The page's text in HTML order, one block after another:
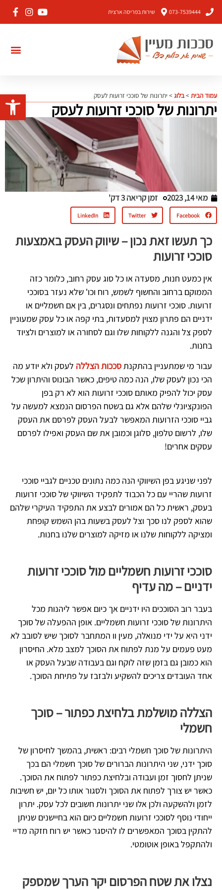
פתח
073-7539444 שירות בפריסה ארצית
עמוד הבית>בלוג> יתרונות של סוככי זרועות לעסק
יתרונות של סוככי זרועות לעסק
מאי 14, 2023 זמן קריאה 3 דק'
Facebook
Twitter
LinkedIn
כך תעשו זאת נכון – שיווק העסק באמצעות
סוככי זרועות
אין כמעט חנות, מסעדה או כל סוג עסק רחוב, כלומר כזה
הממוקם ברחוב והחשוף לשמש, רוח וכו' שלא נעזר בסוככי
זרועות. סוככי זרועות נפתחים ונסגרים, בין אם חשמליים או
ידניים הם פתרון מצוין למסעדות, בתי קפה או כל עסק שמעוניין
לספק צל והגנה ללקוחות שלו וגם לסחורה או למוצרים ולציוד
בחנות.
עבור מי שמתעניין בהתקנתסככות הצללה לעסק ולא יודע מה
הכי נכון לעסק שלו, הנה כמה טיפים, כאשר הבונוס והיתרון שכל
עסק יכול להפיק מאותם סוככי זרועות הוא לא רק בפן
הפונקציונלי שלהם אלא גם בשטח הפרסום הנמצא למעשה על
גביי סוככי הזרועות המאפשר לבעל העסק לפרסם את העסק
שלו, לרשום טלפון, סלוגן וכמובן את שם העסק ואפילו לפרסם
עסקים אחרים!
לפני שניגע בפן השיווקי הנה כמה נתונים טכניים לגביי סוככי
זרועות שהריי עם כל הכבוד לתפקיד השיווקי של סוככי זרועות
בעסק, ראשית כל הם אמורים לבצע את התפקיד העיקרי שלהם
שהוא לספק לנו סכך וצל לעסק בשעות בהן השמש קופחת
ומציקה ללקוחות שלנו או מזיקה למוצרים שלנו בחנות.
סוככי זרועות חשמליים מול סוככי זרועות
ידניים – מה עדיף
בעבר רוב הסוככים היו ידניים אך כיום אפשר ליהנות מכל
היתרונות של סוככי זרועות חשמליים. אופן ההפעלה של סוכך
ידני היא על ידי מנואלה, מעין וו המתחבר לסוכך שיש לסובב לא
מעט פעמים על מנת לפתוח את הסוכך למצב מלא. החיסרון
הוא כמובן גם בזמן שזה לוקח וגם בעבודה שבעל העסק או
אחד העובדים צריכים להשקיע ולבזבז על פתיחת הסוכך.
הצללה מושלמת בלחיצת כפתור – סוכך
חשמלי
היתרונות של סוכך חשמלי רבים: ראשית, בהמשך לחיסרון של
סוכך ידני, שני היתרונות הברורים של סוכך חשמלי הם בכך
שניתן לחסוך זמן ועבודה ובלחיצת כפתור לפתוח את הסוכך.
כאשר יש צורך לפתוח את הסוכך ולסגור אותו כל יום, יש חשיבות
לזמן ולהשקעה ולכן אלו שני יתרונות חשובים לכל עסק. יתרון
ייחודי נוסף לסוככי זרועות חשמליים כיום הוא בחיישנים שניתן
להתקין בסוכך המאפשרים לו להיסגר כאשר יש רוח חזקה מדיי
ולהתקפל באופן אוטומטי.
נצלו את שטח הפרסום יקר הערך שמספק